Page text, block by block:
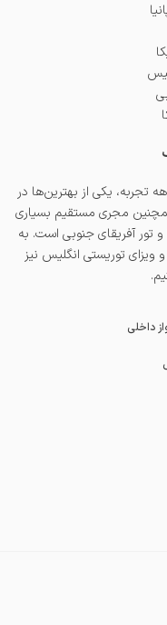
تجربه، یکی از بهترین‌ها در
مجری مستقیم بسیاری
و تور آفریقای جنوبی است. به
و ویزای توریستی انگلیس نیز
داخلی